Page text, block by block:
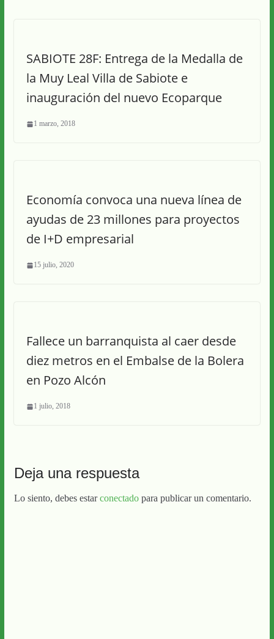
SABIOTE 28F: Entrega de la Medalla de
la Muy Leal Villa de Sabiote e
inauguración del nuevo Ecoparque
1 marzo, 2018
Economía convoca una nueva línea de
ayudas de 23 millones para proyectos
de I+D empresarial
15 julio, 2020
Fallece un barranquista al caer desde
diez metros en el Embalse de la Bolera
en Pozo Alcón
1 julio, 2018
Deja una respuesta
Lo siento, debes estarconectadopara publicar un comentario.